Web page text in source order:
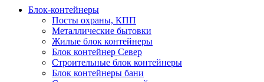
Блок-контейнеры
Посты охраны, КПП
Металлические бытовки
Жилые блок контейнеры
Блок контейнер Север
Строительные блок контейнеры
Блок контейнеры бани